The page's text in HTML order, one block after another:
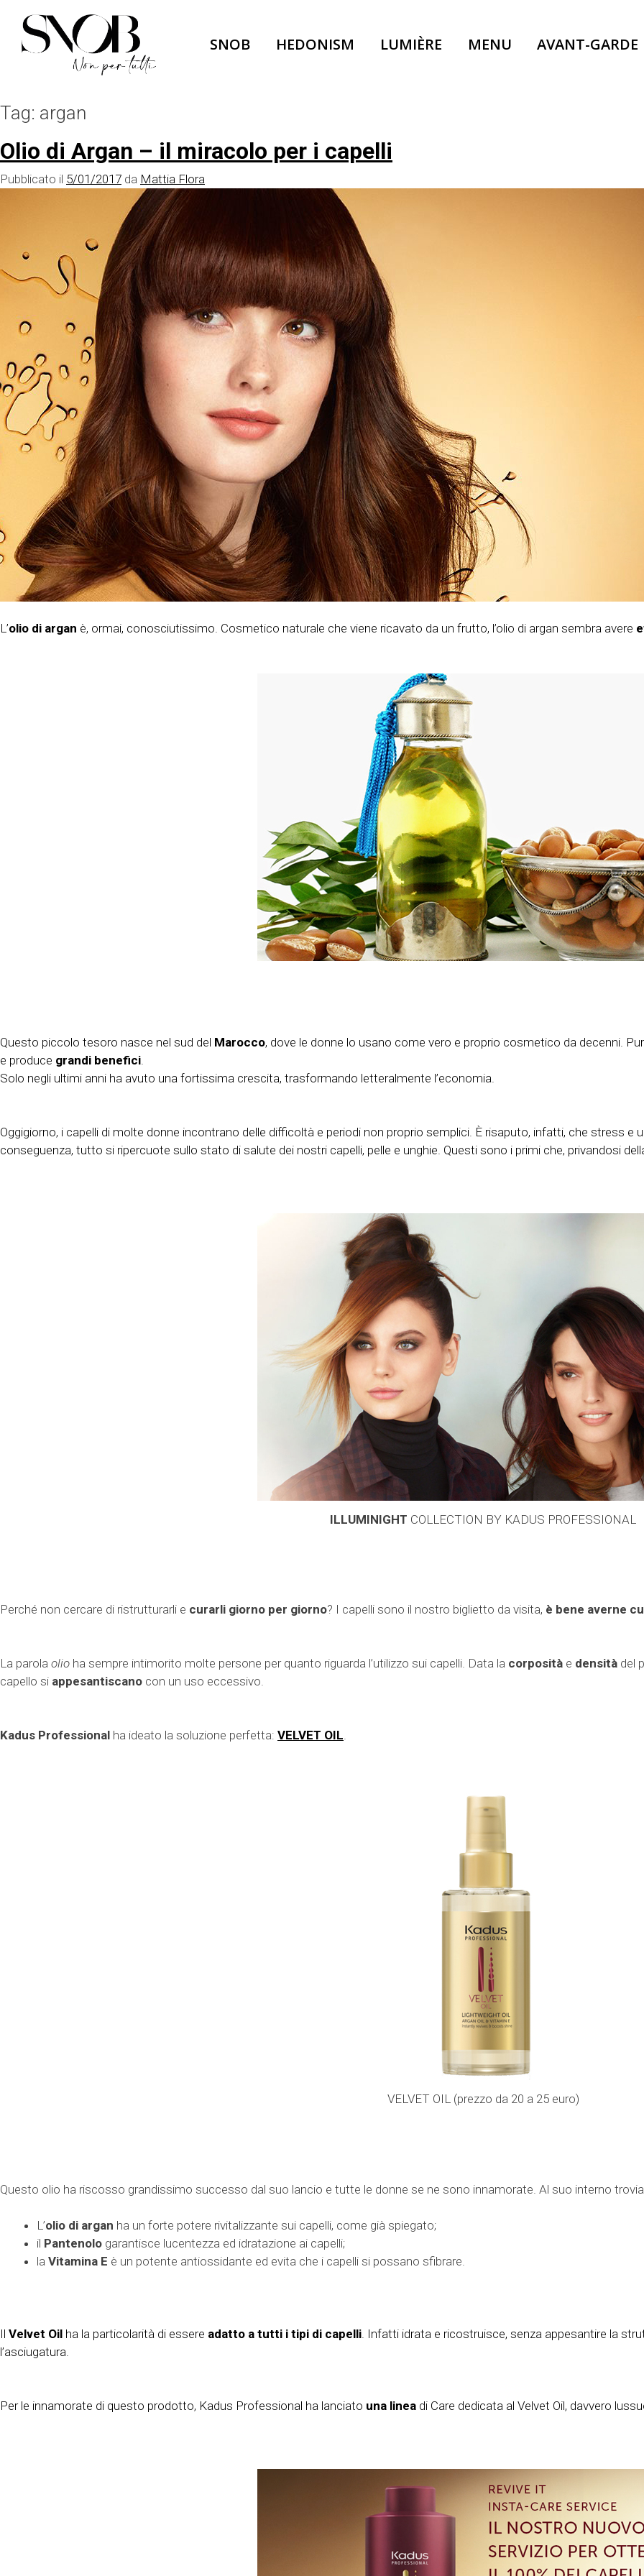
content
SNOB HEDONISM LUMIÈRE MENU AVANT-GARDE
Tag: argan
Olio di Argan – il miracolo per i capelli
Pubblicato il 5/01/2017 da Mattia Flora
L’olio di argan è, ormai, conosciutissimo. Cosmetico naturale che viene ricavato da un frutto, l’olio di argan sembra avere
Questo piccolo tesoro nasce nel sud del Marocco, dove le donne lo usano come vero e proprio cosmetico da decenni.
e produce grandi benefici
Solo negli ultimi anni ha avuto una fortissima crescita, trasformando letteralmente l’economia.
Oggigiorno, i capelli di molte donne incontrano delle difficoltà e periodi non proprio semplici. È risaputo, infatti, che stress
conseguenza, tutto si ripercuote sullo stato di salute dei nostri capelli, pelle e unghie. Questi sono i primi che, privandosi
ILLUMINIGHT COLLECTION BY KADUS PROFESSIONAL
Perché non cercare di ristrutturarli e curarli giorno per giorno? I capelli sono il nostro biglietto da visita, è bene averne
La parola olio ha sempre intimorito molte persone per quanto riguarda l’utilizzo sui capelli. Data la corposità e densità del
capello si appesantiscano con un uso eccessivo.
Kadus Professional ha ideato la soluzione perfetta: VELVET OIL.
VELVET OIL (prezzo da 20 a 25 euro)
Questo olio ha riscosso grandissimo successo dal suo lancio e tutte le donne se ne sono innamorate. Al suo interno
L’olio di argan ha un forte potere rivitalizzante sui capelli, come già spiegato;
il Pantenolo garantisce lucentezza ed idratazione ai capelli;
la Vitamina E è un potente antiossidante ed evita che i capelli si possano sfibrare.
Il Velvet Oil ha la particolarità di essere adatto a tutti i tipi di capelli . Infatti idrata e ricostruisce, senza appesantire la
l’asciugatura.
Per le innamorate di questo prodotto, Kadus Professional ha lanciato una linea di Care dedicata al Velvet Oil, davvero